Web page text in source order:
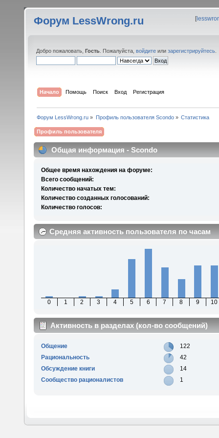
Форум LessWrong.ru [
Добро пожаловать, Гость . Пожалуйста, войдите или зарегистрируйтесь
Начало Помощь Поиск Вход Регистрация
Форум LessWrong.ru » Профиль пользователя Scondo» Статистика
Профиль пользователя
Общая информация - Scondo
Общее время нахождения на форуме:
Всего сообщений:
Количество начатых тем:
Количество созданных голосований:
Количество голосов:
Средняя активность пользователя по часам
0 1 2 3 4 5 6 7 8 9 10
Активность в разделах (кол-во сообщений)
Общение
122
Рациональность
42
Обсуждение книги
14
Сообщество рационалистов
1